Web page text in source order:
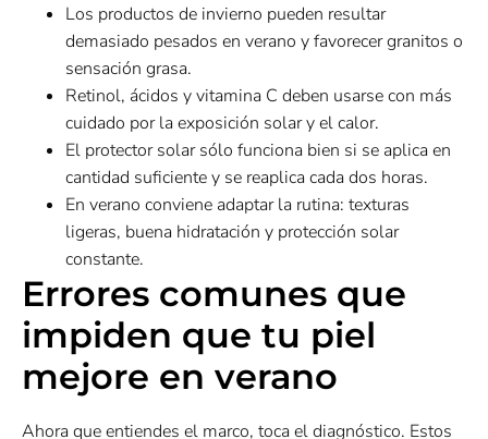
Los productos de invierno pueden resultar
demasiado pesados en verano y favorecer granitos o
sensación grasa.
Retinol, ácidos y vitamina C deben usarse con más
cuidado por la exposición solar y el calor.
El protector solar sólo funciona bien si se aplica en
cantidad suficiente y se reaplica cada dos horas.
En verano conviene adaptar la rutina: texturas
ligeras, buena hidratación y protección solar
constante.
Errores comunes que
impiden que tu piel
mejore en verano
Ahora que entiendes el marco, toca el diagnóstico. Estos